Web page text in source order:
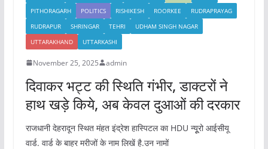
PITHORAGARH
POLITICS RISHIKESH ROORKEE
RUDRAPRAYAG
RUDRAPUR
SHRINGAR TEHRI
UDHAM SINGH NAGAR
UTTARAKHAND
UTTARKASHI
November 25, 2025 admin
दिवाकर भट्ट की स्थिति गंभीर, डाक्टरों ने
हाथ खड़े किये, अब केवल दुआओं की दरकार
राजधानी देहरादून स्थित मंहत इंद्रेश हास्पिटल का HDU न्यूूरो आईसीयू
वार्ड. वार्ड के बाहर मरीजों के नाम लिखें है.उन नामों